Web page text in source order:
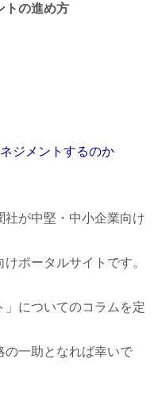
トの進め方
ネジメントするのか
が中堅・中小企業向け
ポータルサイトです。
についてのコラムを定
の一助となれば幸いで